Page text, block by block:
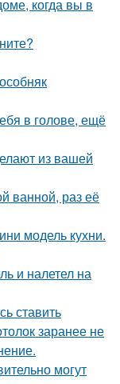
когда вы в
в голове, ещё
из вашей
ванной, раз её
модель кухни.
и налетел на
ставить
заранее не
могут